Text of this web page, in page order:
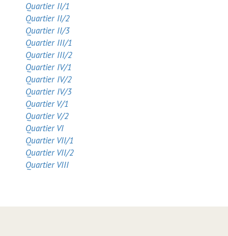
Quartier II/1
Quartier II/2
Quartier II/3
Quartier III/1
Quartier III/2
Quartier IV/1
Quartier IV/2
Quartier IV/3
Quartier V/1
Quartier V/2
Quartier VI
Quartier VII/1
Quartier VII/2
Quartier VIII